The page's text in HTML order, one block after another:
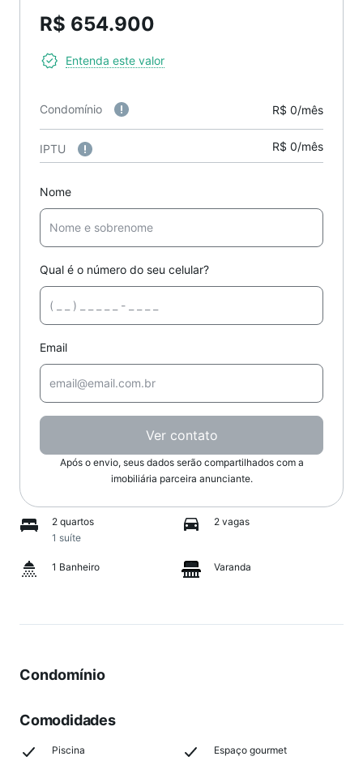
R$ 654.900
Entenda este valor
Condomínio R$ 0/mês
IPTU R$ 0/mês
Nome
Qual é o número do seu celular?
Email
Ver contato
Após o envio, seus dados serão compartilhados com a
imobiliária parceira anunciante.
2 quartos
1 suíte
2 vagas
1 Banheiro Varanda
Condomínio
Comodidades
Piscina Espaço gourmet